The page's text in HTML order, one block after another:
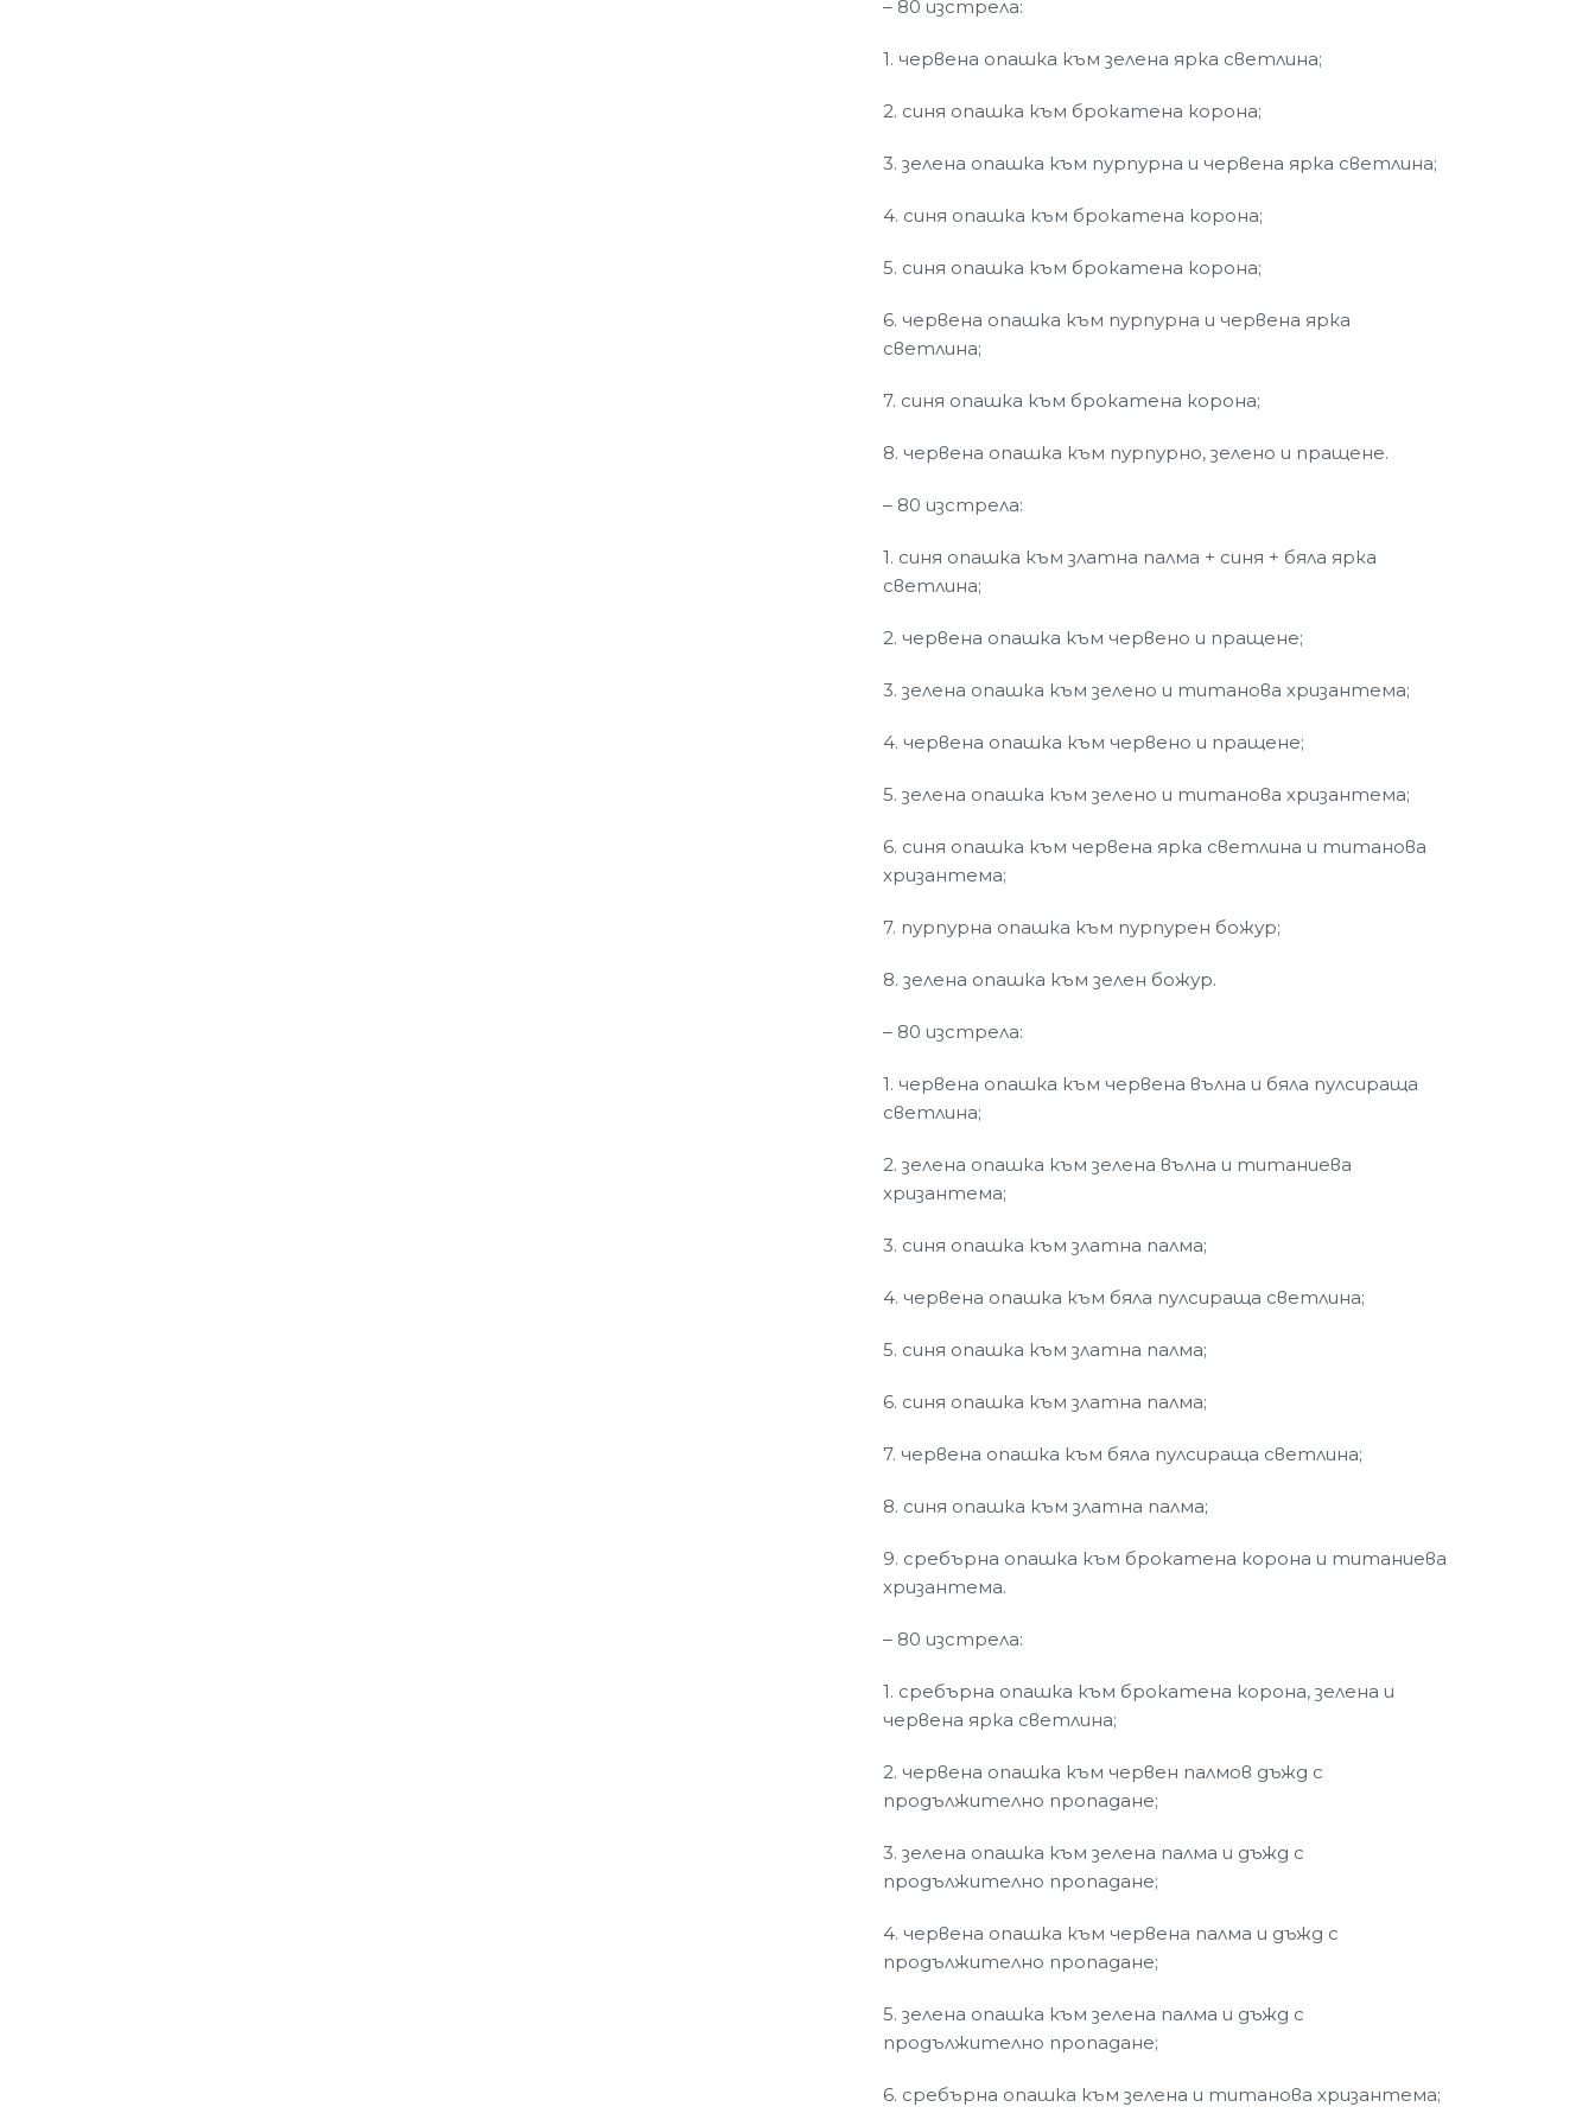
– 80 изстрела:
1. червена опашка към зелена ярка светлина;
2. синя опашка към брокатена корона;
3. зелена опашка към пурпурна и червена ярка светлина;
4. синя опашка към брокатена корона;
5. синя опашка към брокатена корона;
6. червена опашка към пурпурна и червена ярка
светлина;
7. синя опашка към брокатена корона;
8. червена опашка към пурпурно, зелено и пращене.
– 80 изстрела:
1. синя опашка към златна палма + синя + бяла ярка
светлина;
2. червена опашка към червено и пращене;
3. зелена опашка към зелено и титанова хризантема;
4. червена опашка към червено и пращене;
5. зелена опашка към зелено и титанова хризантема;
6. синя опашка към червена ярка светлина и титанова
хризантема;
7. пурпурна опашка към пурпурен божур;
8. зелена опашка към зелен божур.
– 80 изстрела:
1. червена опашка към червена вълна и бяла пулсираща
светлина;
2. зелена опашка към зелена вълна и титаниева
хризантема;
3. синя опашка към златна палма;
4. червена опашка към бяла пулсираща светлина;
5. синя опашка към златна палма;
6. синя опашка към златна палма;
7. червена опашка към бяла пулсираща светлина;
8. синя опашка към златна палма;
9. сребърна опашка към брокатена корона и титаниева
хризантема.
– 80 изстрела:
1. сребърна опашка към брокатена корона, зелена и
червена ярка светлина;
2. червена опашка към червен палмов дъжд с
продължително пропадане;
3. зелена опашка към зелена палма и дъжд с
продължително пропадане;
4. червена опашка към червена палма и дъжд с
продължително пропадане;
5. зелена опашка към зелена палма и дъжд с
продължително пропадане;
6. сребърна опашка към зелена и титанова хризантема;